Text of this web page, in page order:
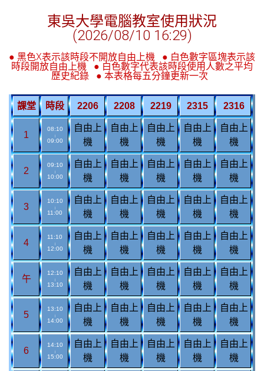
東吳大學電腦教室使用狀況
(2026/08/10 16:29)
● 黑色X表示該時段不開放自由上機
● 白色數字區塊表示該
時段開放自由上機
● 白色數字代表該時段使用人數之平均
歷史紀錄
● 本表格每五分鐘更新一次
課堂 時段 2206 2208 2219 2315 2316
1
08:10
|
09:00
自由上
機
自由上
機
自由上
機
自由上
機
自由上
機
2
09:10
|
10:00
自由上
機
自由上
機
自由上
機
自由上
機
自由上
機
3
10:10
|
11:00
自由上
機
自由上
機
自由上
機
自由上
機
自由上
機
4
11:10
|
12:00
自由上
機
自由上
機
自由上
機
自由上
機
自由上
機
午
12:10
|
13:10
自由上
機
自由上
機
自由上
機
自由上
機
自由上
機
5
13:10
|
14:00
自由上
機
自由上
機
自由上
機
自由上
機
自由上
機
6
14:10
|
15:00
自由上
機
自由上
機
自由上
機
自由上
機
自由上
機